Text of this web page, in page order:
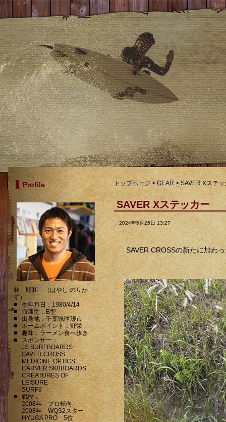
トップページ>GEAR> SAVER Xステッ
SAVER Xステッカー
2024年5月25日 13:27
SAVER CROSSの新たに加わ
Profile
林 順和 （はやし のりか
ず）
■
生年月日：1980/4/14
■
血液型：B型
■
出身地：千葉県匝瑳市
■
ホームポイント：野栄
■
趣味：ラーメン食べ歩き
■
スポンサー：
JS SURFBOARDS
SAVER CROSS
MEDICINE OPTICS
CARVER SK8BOARDS
CREATURES OF
LEISURE
SURF8
■
戦歴：
2008年 プロ転向
2008年 WQS2スター
HYUGA PRO 5位